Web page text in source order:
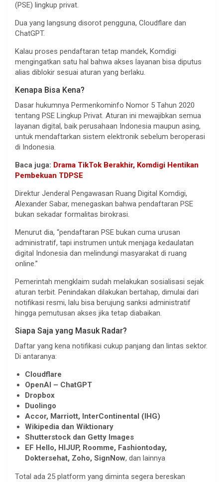
(PSE) lingkup privat.
Dua yang langsung disorot pengguna, Cloudflare dan
ChatGPT.
Kalau proses pendaftaran tetap mandek, Komdigi
mengingatkan satu hal bahwa akses layanan bisa diputus
alias diblokir sesuai aturan yang berlaku.
Kenapa Bisa Kena?
Dasar hukumnya Permenkominfo Nomor 5 Tahun 2020
tentang PSE Lingkup Privat. Aturan ini mewajibkan semua
layanan digital, baik perusahaan Indonesia maupun asing,
untuk mendaftarkan sistem elektronik sebelum beroperasi
di Indonesia.
Baca juga: Drama TikTok Berakhir, Komdigi Hentikan
Pembekuan TDPSE
Direktur Jenderal Pengawasan Ruang Digital Komdigi,
Alexander Sabar, menegaskan bahwa pendaftaran PSE
bukan sekadar formalitas birokrasi.
Menurut dia, “pendaftaran PSE bukan cuma urusan
administratif, tapi instrumen untuk menjaga kedaulatan
digital Indonesia dan melindungi masyarakat di ruang
online.”
Pemerintah mengklaim sudah melakukan sosialisasi sejak
aturan terbit. Penindakan dilakukan bertahap, dimulai dari
notifikasi resmi, lalu bisa berujung sanksi administratif
hingga pemutusan akses jika tetap diabaikan.
Siapa Saja yang Masuk Radar?
Daftar yang kena notifikasi cukup panjang dan lintas sektor.
Di antaranya:
Cloudflare
OpenAI – ChatGPT
Dropbox
Duolingo
Accor, Marriott, InterContinental (IHG)
Wikipedia dan Wiktionary
Shutterstock dan Getty Images
EF Hello, HIJUP, Roomme, Fashiontoday,
Doktersehat, Zoho, SignNow, dan lainnya
Total ada 25 platform yang diminta segera bereskan